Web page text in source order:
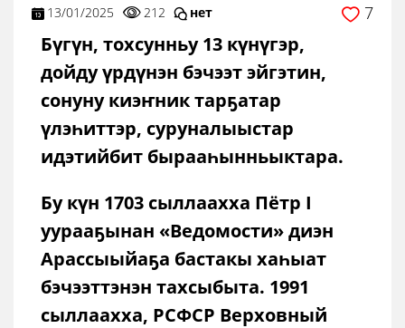
13/01/2025 212 нет 7
Бүгүн, тохсунньу 13 күнүгэр,
дойду үрдүнэн бэчээт эйгэтин,
сонуну киэҥник тарҕатар
үлэһиттэр, суруналыыстар
идэтийбит бырааһынньыктара.
Бу күн 1703 сыллаахха Пётр I
уурааҕынан «Ведомости» диэн
Арассыыйаҕа бастакы хаһыат
бэчээттэнэн тахсыбыта. 1991
сыллаахха, РСФСР Верховный